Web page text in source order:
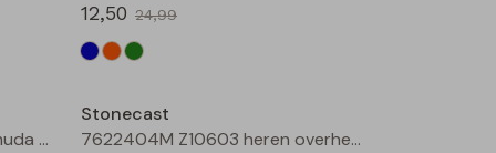
12,50 24,99
Ajay men Z10304 heren bermuda Groen donker
Stonecast
7622404M Z10603 heren overhemd km Marine